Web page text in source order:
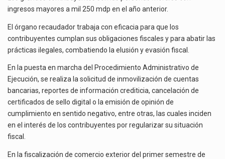
ingresos mayores a mil 250 mdp en el año anterior.
El órgano recaudador trabaja con eficacia para que los
contribuyentes cumplan sus obligaciones fiscales y para abatir las
prácticas ilegales, combatiendo la elusión y evasión fiscal.
En la puesta en marcha del Procedimiento Administrativo de
Ejecución, se realiza la solicitud de inmovilización de cuentas
bancarias, reportes de información crediticia, cancelación de
certificados de sello digital o la emisión de opinión de
cumplimiento en sentido negativo, entre otras, las cuales inciden
en el interés de los contribuyentes por regularizar su situación
fiscal.
En la fiscalización de comercio exterior del primer semestre de